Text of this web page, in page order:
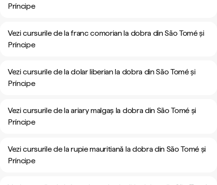
Príncipe
Vezi cursurile de la franc comorian la dobra din São Tomé și
Príncipe
Vezi cursurile de la dolar liberian la dobra din São Tomé și
Príncipe
Vezi cursurile de la ariary malgaș la dobra din São Tomé și
Príncipe
Vezi cursurile de la rupie mauritiană la dobra din São Tomé și
Príncipe